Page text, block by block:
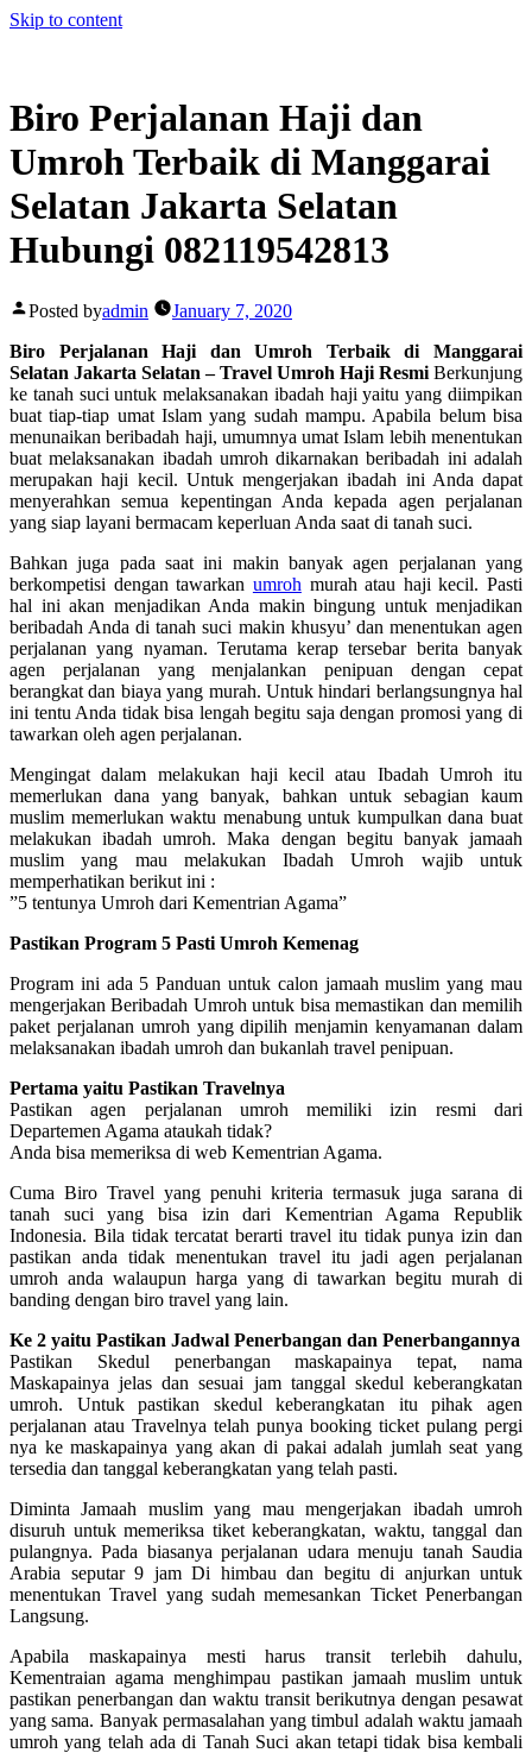
Skip to content
Biro Perjalanan Haji dan
Umroh Terbaik di Manggarai
Selatan Jakarta Selatan
Hubungi 082119542813
Posted byadmin
January 7, 2020
Biro Perjalanan Haji dan Umroh Terbaik di Manggarai
Selatan Jakarta Selatan – Travel Umroh Haji Resmi Berkunjung
ke tanah suci untuk melaksanakan ibadah haji yaitu yang diimpikan
buat tiap-tiap umat Islam yang sudah mampu. Apabila belum bisa
menunaikan beribadah haji, umumnya umat Islam lebih menentukan
buat melaksanakan ibadah umroh dikarnakan beribadah ini adalah
merupakan haji kecil. Untuk mengerjakan ibadah ini Anda dapat
menyerahkan semua kepentingan Anda kepada agen perjalanan
yang siap layani bermacam keperluan Anda saat di tanah suci.
Bahkan juga pada saat ini makin banyak agen perjalanan yang
berkompetisi dengan tawarkan umroh murah atau haji kecil. Pasti
hal ini akan menjadikan Anda makin bingung untuk menjadikan
beribadah Anda di tanah suci makin khusyu’ dan menentukan agen
perjalanan yang nyaman. Terutama kerap tersebar berita banyak
agen perjalanan yang menjalankan penipuan dengan cepat
berangkat dan biaya yang murah. Untuk hindari berlangsungnya hal
ini tentu Anda tidak bisa lengah begitu saja dengan promosi yang di
tawarkan oleh agen perjalanan.
Mengingat dalam melakukan haji kecil atau Ibadah Umroh itu
memerlukan dana yang banyak, bahkan untuk sebagian kaum
muslim memerlukan waktu menabung untuk kumpulkan dana buat
melakukan ibadah umroh. Maka dengan begitu banyak jamaah
muslim yang mau melakukan Ibadah Umroh wajib untuk
memperhatikan berikut ini :
”5 tentunya Umroh dari Kementrian Agama”
Pastikan Program 5 Pasti Umroh Kemenag
Program ini ada 5 Panduan untuk calon jamaah muslim yang mau
mengerjakan Beribadah Umroh untuk bisa memastikan dan memilih
paket perjalanan umroh yang dipilih menjamin kenyamanan dalam
melaksanakan ibadah umroh dan bukanlah travel penipuan.
Pertama yaitu Pastikan Travelnya
Pastikan agen perjalanan umroh memiliki izin resmi dari
Departemen Agama ataukah tidak?
Anda bisa memeriksa di web Kementrian Agama.
Cuma Biro Travel yang penuhi kriteria termasuk juga sarana di
tanah suci yang bisa izin dari Kementrian Agama Republik
Indonesia. Bila tidak tercatat berarti travel itu tidak punya izin dan
pastikan anda tidak menentukan travel itu jadi agen perjalanan
umroh anda walaupun harga yang di tawarkan begitu murah di
banding dengan biro travel yang lain.
Ke 2 yaitu Pastikan Jadwal Penerbangan dan Penerbangannya
Pastikan Skedul penerbangan maskapainya tepat, nama
Maskapainya jelas dan sesuai jam tanggal skedul keberangkatan
umroh. Untuk pastikan skedul keberangkatan itu pihak agen
perjalanan atau Travelnya telah punya booking ticket pulang pergi
nya ke maskapainya yang akan di pakai adalah jumlah seat yang
tersedia dan tanggal keberangkatan yang telah pasti.
Diminta Jamaah muslim yang mau mengerjakan ibadah umroh
disuruh untuk memeriksa tiket keberangkatan, waktu, tanggal dan
pulangnya. Pada biasanya perjalanan udara menuju tanah Saudia
Arabia seputar 9 jam Di himbau dan begitu di anjurkan untuk
menentukan Travel yang sudah memesankan Ticket Penerbangan
Langsung.
Apabila maskapainya mesti harus transit terlebih dahulu,
Kementraian agama menghimpau pastikan jamaah muslim untuk
pastikan penerbangan dan waktu transit berikutnya dengan pesawat
yang sama. Banyak permasalahan yang timbul adalah waktu jamaah
umroh yang telah ada di Tanah Suci akan tetapi tidak bisa kembali